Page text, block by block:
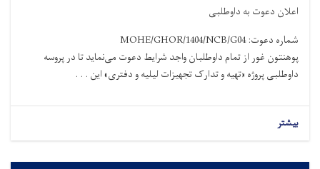
اعلان دعوت به داوطلبی
شماره دعوت: MOHE/GHOR/1404/NCB/G04
پوهنتون غور از تمام داوطلبان واجد شرایط دعوت می‌نماید تا در پروسه
داوطلبی پروژه «تهیه و تدارک تجهیزات لیلیه و دفتری» این . . .
بیشتر